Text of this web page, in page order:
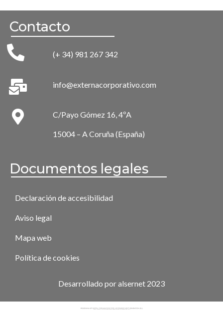
Contacto
(+ 34) 981 267 342
info@externacorporativo.com
C/Payo Gómez 16, 4ºA
15004 – A Coruña (España)
Documentos legales
Declaración de accesibilidad
Aviso legal
Mapa web
Política de cookies
Desarrollado por alsernet 2023